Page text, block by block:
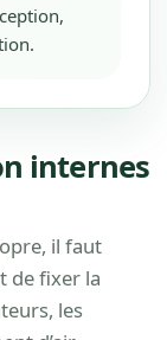
internes
il faut
de fixer la
les